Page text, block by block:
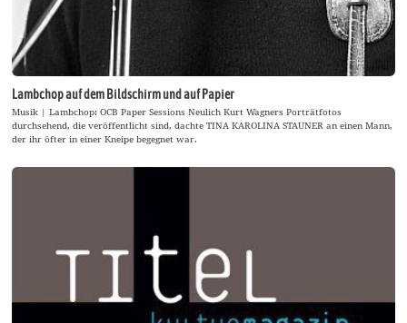
Lambchop auf dem Bildschirm und auf Papier
Musik | Lambchop: OCB Paper Sessions Neulich Kurt Wagners Porträtfotos
durchsehend, die veröffentlicht sind, dachte TINA KAROLINA STAUNER an einen Mann,
der ihr öfter in einer Kneipe begegnet war.